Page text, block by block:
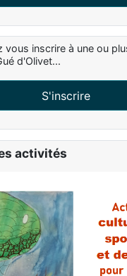
vous inscrire à une ou
d'Olivet...
S'inscrire
activités